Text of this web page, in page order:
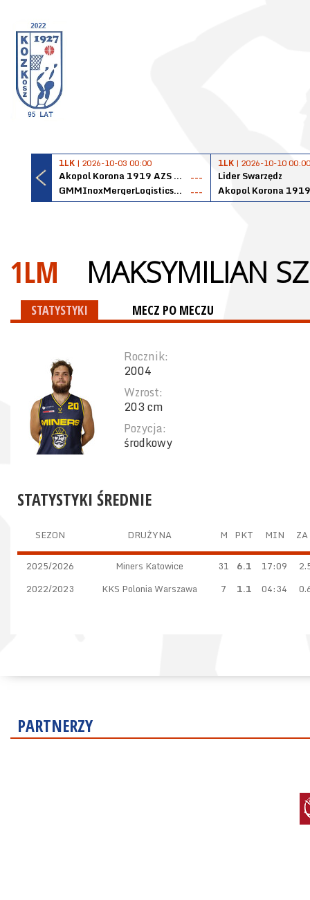
1LK | 2026-10-03 00:00
Akopol Korona 1919 AZS PK Kraków
---
GMMInoxMergerLogisticsPanteryŁańcut
---
1LK | 2026-10-10 00:00
Lider Swarzędz
1LM MAKSYMILIAN
STATYSTYKI MECZ PO MECZU
Rocznik:
2004
Wzrost:
203 cm
Pozycja:
środkowy
STATYSTYKI ŚREDNIE
SEZON DRUŻYNA M PKT MIN
2025/2026 Miners Katowice 31 6.1 17:09
2022/2023
KKS Polonia Warszawa 7 1.1 04:34
PARTNERZY